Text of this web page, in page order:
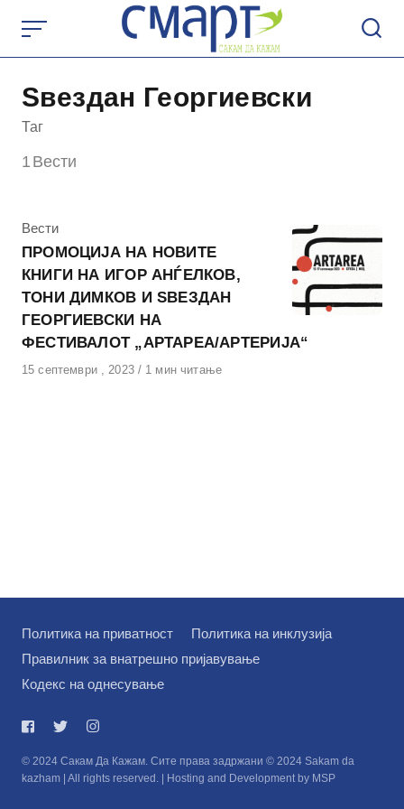
content
Ѕвездан Георгиевски
Таг
1 Вести
КАтегорија
Вести
ПРОМОЦИЈА НА НОВИТЕ
КНИГИ НА ИГОР АНЃЕЛКОВ,
ТОНИ ДИМКОВ И ЅВЕЗДАН
ГЕОРГИЕВСКИ НА
ФЕСТИВАЛОТ „АРТАРЕА/АРТЕРИЈА“
Објавено
15 септември , 2023 1 мин читање
Политика на приватност
Политика на инклузија
Правилник за внатрешно пријавување
Кодекс на однесување
© 2024 Сакам Да Кажам. Сите права задржани © 2024 Sakam da
kazham | All rights reserved. | Hosting and Development by MSP